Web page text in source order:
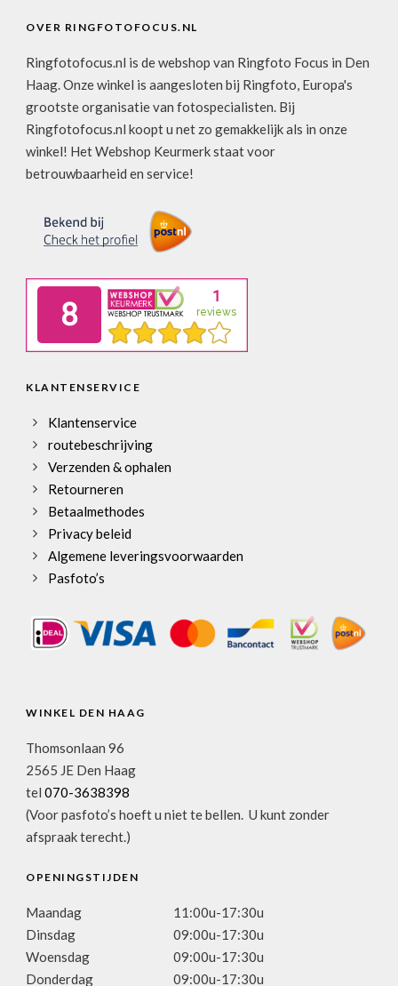
OVER RINGFOTOFOCUS.NL
Ringfotofocus.nl is de webshop van Ringfoto Focus in Den
Haag. Onze winkel is aangesloten bij Ringfoto, Europa's
grootste organisatie van fotospecialisten. Bij
Ringfotofocus.nl koopt u net zo gemakkelijk als in onze
winkel! Het Webshop Keurmerk staat voor
betrouwbaarheid en service!
KLANTENSERVICE
Klantenservice
routebeschrijving
Verzenden & ophalen
Retourneren
Betaalmethodes
Privacy beleid
Algemene leveringsvoorwaarden
Pasfoto’s
WINKEL DEN HAAG
Thomsonlaan 96
2565 JE Den Haag
tel 070-3638398
(Voor pasfoto’s hoeft u niet te bellen. U kunt zonder
afspraak terecht.)
OPENINGSTIJDEN
Maandag
11:00u-17:30u
Dinsdag
09:00u-17:30u
Woensdag
09:00u-17:30u
Donderdag
09:00u-17:30u